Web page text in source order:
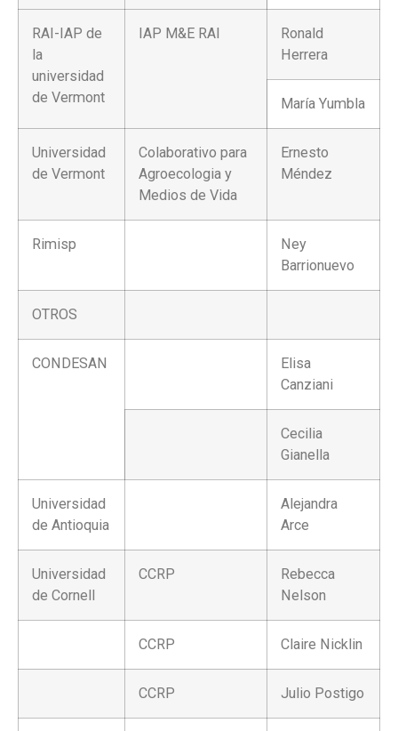
RAI-IAP de
la
universidad
de Vermont
IAP M&E RAI
Ronald
Herrera
María Yumbla
Universidad
de Vermont
Colaborativo para
Agroecologia y
Medios de Vida
Ernesto
Méndez
Rimisp
Ney
Barrionuevo
OTROS
CONDESAN
Elisa
Canziani
Cecilia
Gianella
Universidad
de Antioquia
Alejandra
Arce
Universidad
de Cornell
CCRP
Rebecca
Nelson
CCRP Claire Nicklin
CCRP Julio Postigo